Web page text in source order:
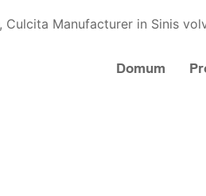
Manufacturer in Sinis
Domum